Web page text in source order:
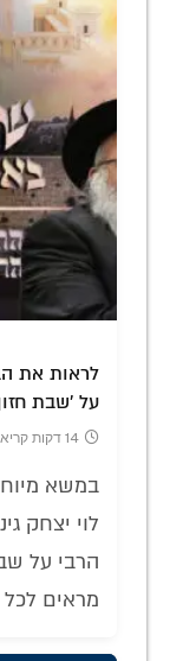
לראות את
על 'שבת
14 דקות קריאה
במשא
לוי יצחק
הרבי על
מראים